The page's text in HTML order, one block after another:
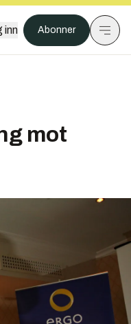
inn Abonner
mot